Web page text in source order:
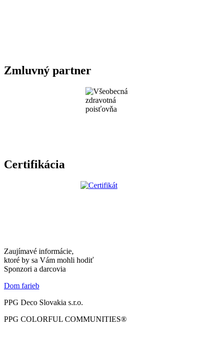
Zmluvný partner
Certifikácia
Zaujímavé informácie,
ktoré by sa Vám mohli hodiť
Sponzori a darcovia
Dom farieb
PPG Deco Slovakia s.r.o.
PPG COLORFUL COMMUNITIES®